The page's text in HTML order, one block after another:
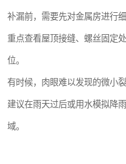
补漏前，需要先对金属房进行细
重点查看屋顶接缝、螺丝固定
位。
有时候，肉眼难以发现的微小
建议在雨天过后或用水模拟降
域。